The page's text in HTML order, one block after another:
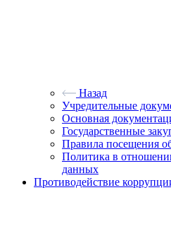
Назад
Учредительные
Основная
Государственные
Правила посещения
Политика в
данных
Противодействие